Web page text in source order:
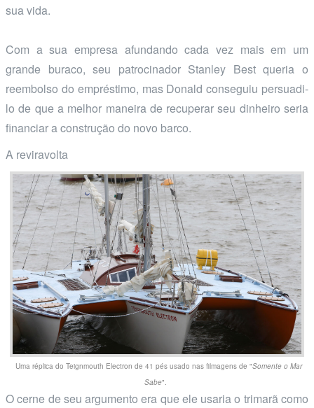
sua vida.
Com a sua empresa afundando cada vez mais em um
grande buraco, seu patrocinador Stanley Best queria o
reembolso do empréstimo, mas Donald conseguiu persuadi-
lo de que a melhor maneira de recuperar seu dinheiro seria
financiar a construção do novo barco.
A reviravolta
Uma réplica do Teignmouth Electron de 41 pés usado nas filmagens de "Somente o Mar
Sabe".
O cerne de seu argumento era que ele usaria o trimarã como